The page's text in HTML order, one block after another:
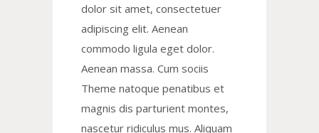
dolor sit amet, consectetuer
adipiscing elit. Aenean
commodo ligula eget dolor.
Aenean massa. Cum sociis
Theme natoque penatibus et
magnis dis parturient montes,
nascetur ridiculus mus. Aliquam